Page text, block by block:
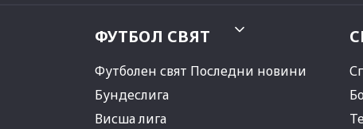
ФУТБОЛ СВЯТ
Футболен свят Последни новини
Бундеслига
Висша лига